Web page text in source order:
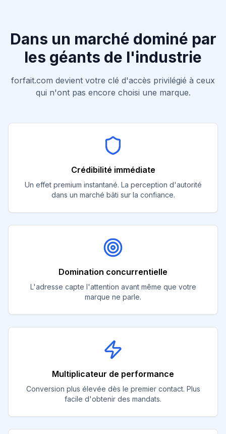
Dans un marché dominé par
les géants de l'industrie
forfait.com devient votre clé d'accès privilégié à ceux
qui n'ont pas encore choisi une marque.
Crédibilité immédiate
Un effet premium instantané. La perception d'autorité
dans un marché bâti sur la confiance.
Domination concurrentielle
L'adresse capte l'attention avant même que votre
marque ne parle.
Multiplicateur de performance
Conversion plus élevée dès le premier contact. Plus
facile d'obtenir des mandats.